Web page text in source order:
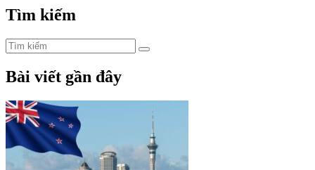
Tìm kiếm
Bài viết gần đây